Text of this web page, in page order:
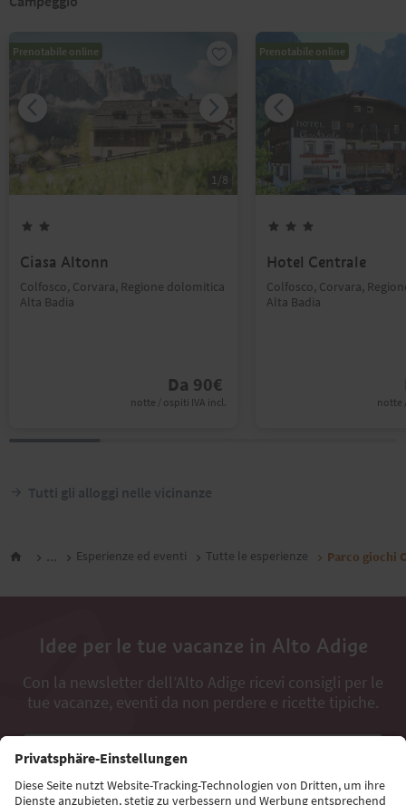
Prenotabile online
1/8
Ciasa Altonn
Colfosco, Corvara, Regione dolomitica
Alta Badia
Da 90€
notte / ospiti IVA incl.
Prenotabile online
Hotel Centrale
Colfosco, Corvara,
Alta Badia
notte
Tutti gli alloggi nelle vicinanze
... Esperienze ed eventi Tutte le esperienze Parco giochi
Idee per le tue vacanze in Alto Adige
Con la newsletter dell’Alto Adige ricevi consigli per le
tue vacanze, eventi da non perdere e ricette tipiche.
Indirizzo e-mail*